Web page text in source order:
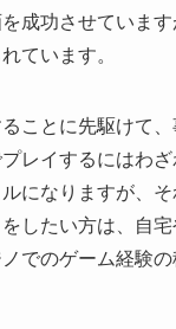
成功させていま
ています。
ことに先駆けて
レイするにはわ
になりますが、
したい方は、自
でのゲーム経験の